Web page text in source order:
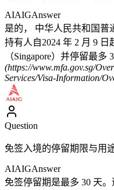
AIAIGAnswer
是的， 中华人民共和国普
持有人自2024 年 2 月 9
（Singapore）并停留最多
(https://www.mfa.gov.sg/
Services/Visa-Information/
Question
免签入境的停留期限与用
AIAIGAnswer
免签停留期是最多 30 天